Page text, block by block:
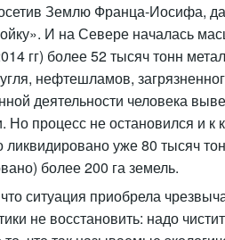
Землю Франца-Иосифа,
И на Севере началась
гг) более 52 тысяч тонн
нефтешламов,
деятельности человека
процесс не остановился и к
уже 80 тысяч
более 200 га земель.
ситуация приобрела
не восстановить: надо